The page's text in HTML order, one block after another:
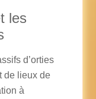
les
d’orties
de lieux de
à